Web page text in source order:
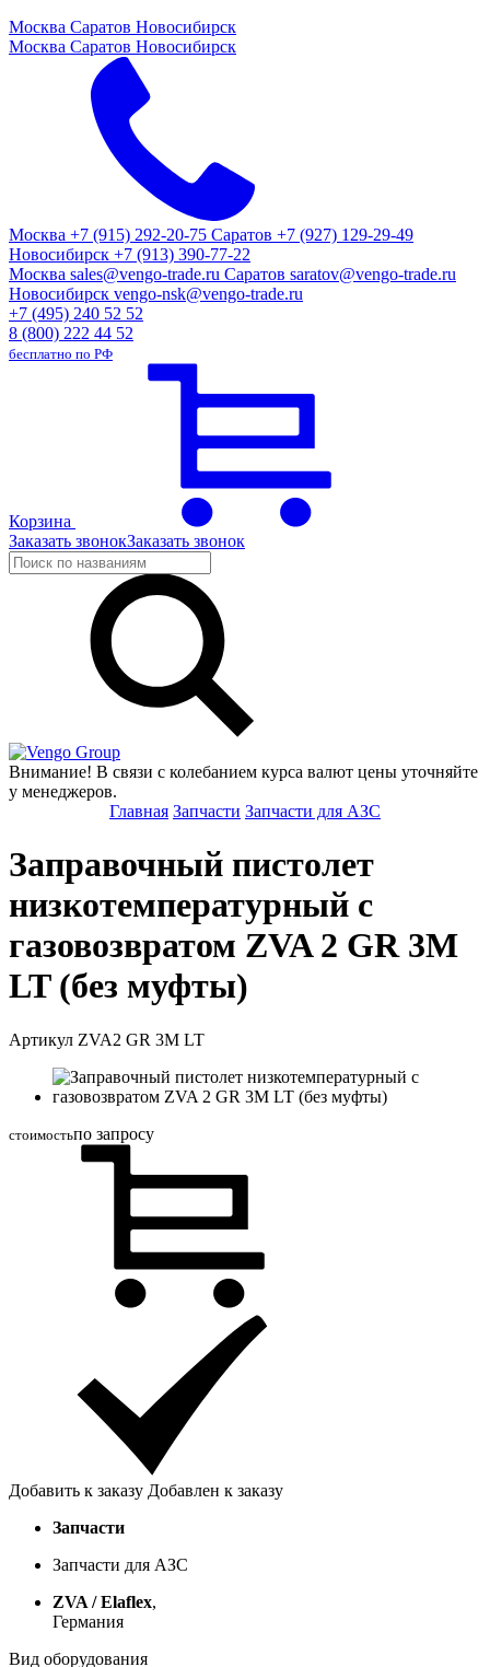
Москва Саратов Новосибирск
Москва Саратов Новосибирск
Москва +7 (915) 292-20-75 Саратов +7 (927) 129-29-49
Новосибирск +7 (913) 390-77-22
Москва sales@vengo-trade.ru Саратов saratov@vengo-trade.ru
Новосибирск vengo-nsk@vengo-trade.ru
+7 (495) 240 52 52
8 (800) 222 44 52
бесплатно по РФ
Корзина
Заказать звонокЗаказать звонок
Group
Внимание! В связи с колебанием курса валют цены уточняйте
у менеджеров.
Главная Запчасти Запчасти для АЗС
Заправочный пистолет
низкотемпературный с
газовозвратом ZVA 2 GR 3M
LT (без муфты)
Артикул ZVA2 GR 3M LT
стоимостьпо запросу
Добавить к заказу Добавлен к заказу
Запчасти
Запчасти для АЗС
ZVA / Elaflex,
Германия
Вид оборудования